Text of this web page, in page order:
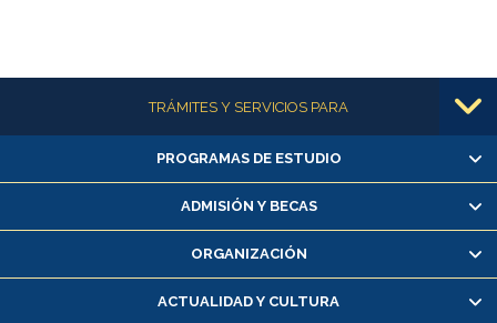
Más informaciónTRÁMITES Y SERVICIOS PARA
Alumnas/os y exalumnas/os
Matrícula en línea
Inscripción y cambio de asignaturas
Consulta y certificado de notas
PROGRAMAS DE ESTUDIO
ADMISIÓN Y BECAS
ORGANIZACIÓN
ACTUALIDAD Y CULTURA